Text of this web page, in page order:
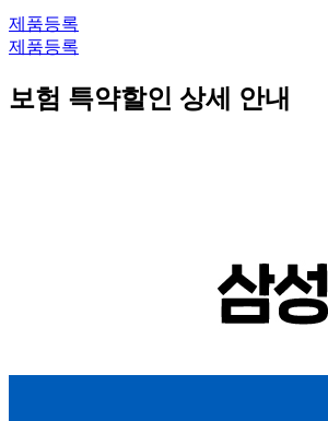
제품등록
제품등록
보험 특약할인 상세 안내